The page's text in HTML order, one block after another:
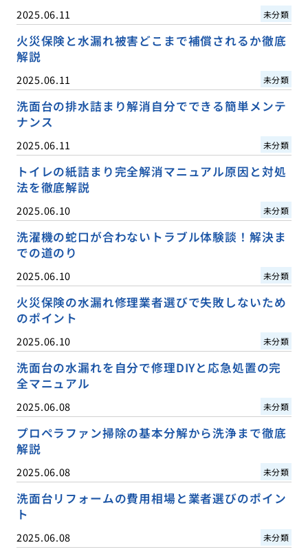
2025.06.11 未分類
火災保険と水漏れ被害どこまで補償されるか徹底
解説
2025.06.11 未分類
洗面台の排水詰まり解消自分でできる簡単メンテ
ナンス
2025.06.11 未分類
トイレの紙詰まり完全解消マニュアル原因と対処
法を徹底解説
2025.06.10 未分類
洗濯機の蛇口が合わないトラブル体験談！解決ま
での道のり
2025.06.10 未分類
火災保険の水漏れ修理業者選びで失敗しないため
のポイント
2025.06.10 未分類
洗面台の水漏れを自分で修理DIYと応急処置の完
全マニュアル
2025.06.08 未分類
プロペラファン掃除の基本分解から洗浄まで徹底
解説
2025.06.08 未分類
洗面台リフォームの費用相場と業者選びのポイン
ト
2025.06.08 未分類